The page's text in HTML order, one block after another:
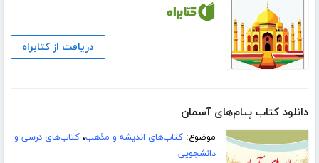
دریافت از کتابراه
دانلود کتاب پیام‌های آسمان
موضوع:کتاب‌های اندیشه و مذهب،کتاب‌های درسی و
دانشجویی